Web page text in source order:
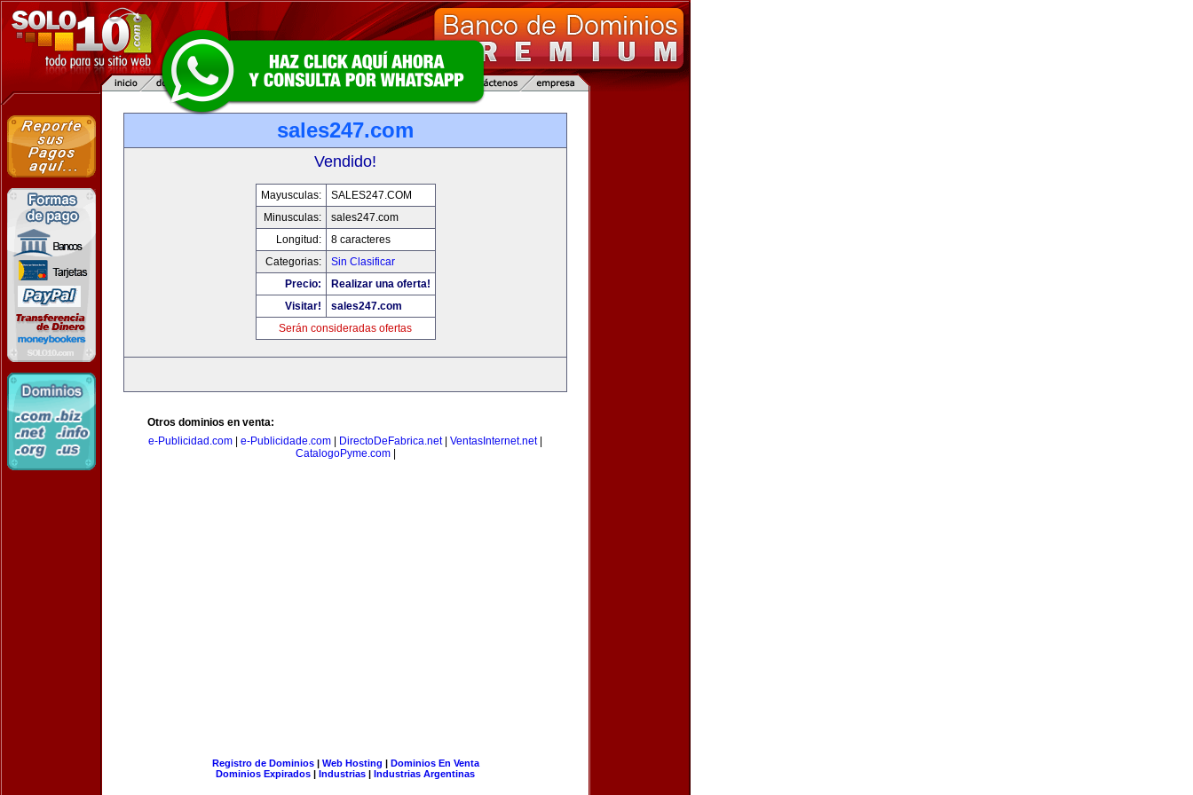
sales247.com
Vendido!
Mayusculas:
SALES247.COM
Minusculas:
sales247.com
Longitud:
8 caracteres
Categorias:
Sin Clasificar
Precio:
Realizar una oferta!
Visitar!
sales247.com
Serán consideradas ofertas
Otros dominios en venta:
e-Publicidad.com
e-Publicidade.com DirectoDeFabrica.net| VentasInternet.net|
CatalogoPyme.com|
Registro de Dominios| Web Hosting | Dominios En Venta
Dominios Expirados | Industrias | Industrias Argentinas